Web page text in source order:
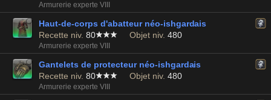
Armurerie experte VIII
Haut-de-corps d'abatteur néo-ishgardais
Recette niv. 80 Objet niv. 480
Armurerie experte VIII
Gantelets de protecteur néo-ishgardais
Recette niv. 80 Objet niv. 480
Armurerie experte VIII